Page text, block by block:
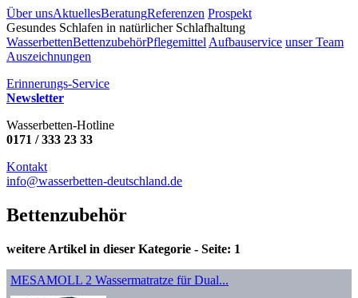
Über unsAktuellesBeratungReferenzen Prospekt
Gesundes Schlafen in natürlicher Schlafhaltung
WasserbettenBettenzubehörPflegemittel Aufbauservice unser Team
Auszeichnungen
Erinnerungs-Service
Newsletter
Wasserbetten-Hotline
0171 / 333 23 33
Kontakt
info@wasserbetten-deutschland.de
Bettenzubehör
weitere Artikel in dieser Kategorie - Seite: 1
MESAMOLL 2 Wassermatratze für Dual...